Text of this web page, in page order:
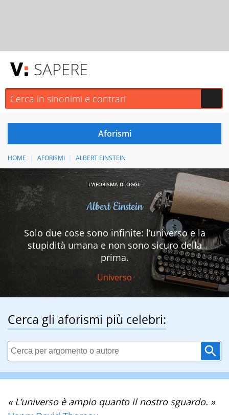
SAPERE
HOME AFORISMI ALBERT EINSTEIN
L'AFORISMA DI OGGI:
Albert Einstein
Solo due cose sono infinite: l’universo e la
stupidità umana e non sono sicuro della
prima.
Universo
Cerca gli aforismi più celebri:
« L’universo è ampio quanto il nostro sguardo. »